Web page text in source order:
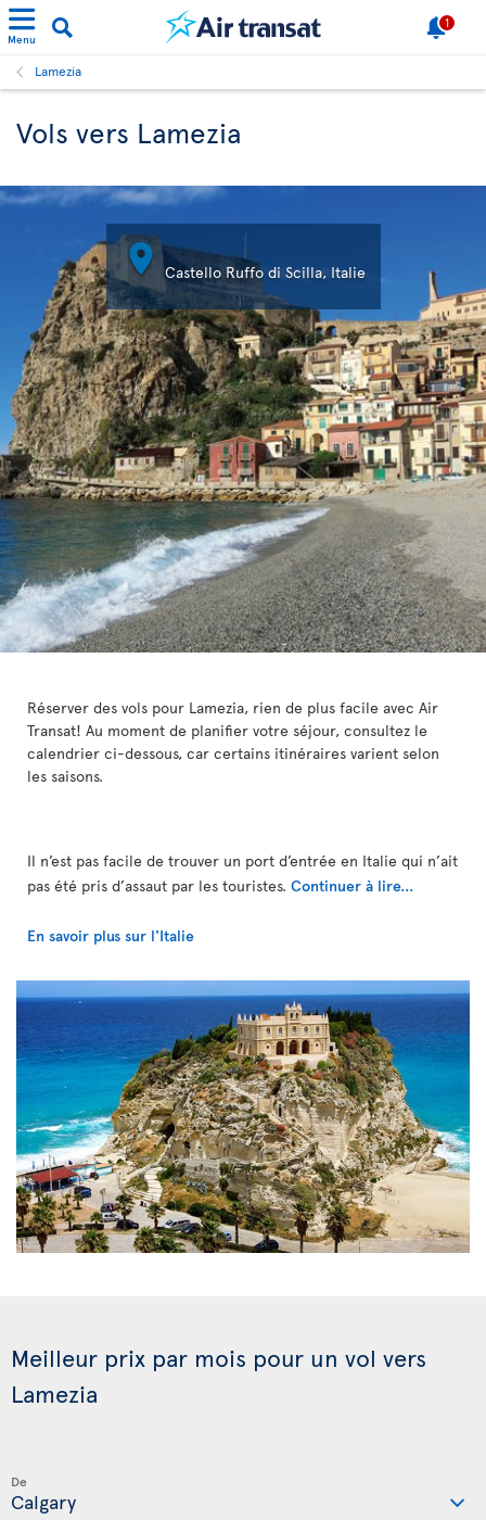
Menu
1
Lamezia
Vols vers Lamezia
 Castello Ruffo di Scilla, Italie
Réserver des vols pour Lamezia, rien de plus facile avec Air
Transat! Au moment de planifier votre séjour, consultez le
calendrier ci-dessous, car certains itinéraires varient selon
les saisons.
Il n’est pas facile de trouver un port d’entrée en Italie qui n’ait
pas été pris d’assaut par les touristes. Continuer à lire...
En savoir plus sur l'Italie
Meilleur prix par mois pour un vol vers
Lamezia
De